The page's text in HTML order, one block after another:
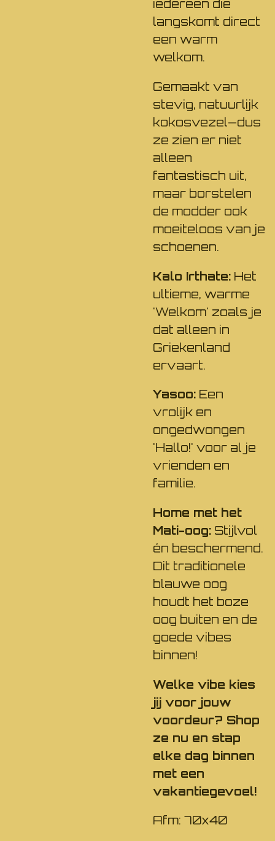
iedereen die
langskomt direct
een warm
welkom.
​Gemaakt van
stevig, natuurlijk
kokosvezel—dus
ze zien er niet
alleen
fantastisch uit,
maar borstelen
de modder ook
moeiteloos van je
schoenen.
Kalo Irthate: Het
ultieme, warme
'Welkom' zoals je
dat alleen in
Griekenland
ervaart.
Yasoo: Een
vrolijk en
ongedwongen
'Hallo!' voor al je
vrienden en
familie.
Home met het
Mati-oog: Stijlvol
én beschermend.
Dit traditionele
blauwe oog
houdt het boze
oog buiten en de
goede vibes
binnen!
Welke vibe kies
jij voor jouw
voordeur? Shop
ze nu en stap
elke dag binnen
met een
vakantiegevoel!
Afm: 70x40